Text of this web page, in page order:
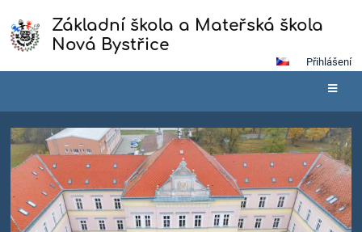
Základní škola a Mateřská škola
Nová Bystřice
Přihlášení
stránka